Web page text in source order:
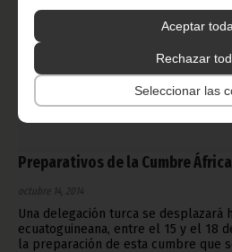
Aceptar
Rechazar
Seleccionar las
Preparativos de la Cumbre
octubre 14, 2014
Una delegación turca se desplazará
ecuatoguineana, entre el 15 y el 18
la preparación de esta cumbre que